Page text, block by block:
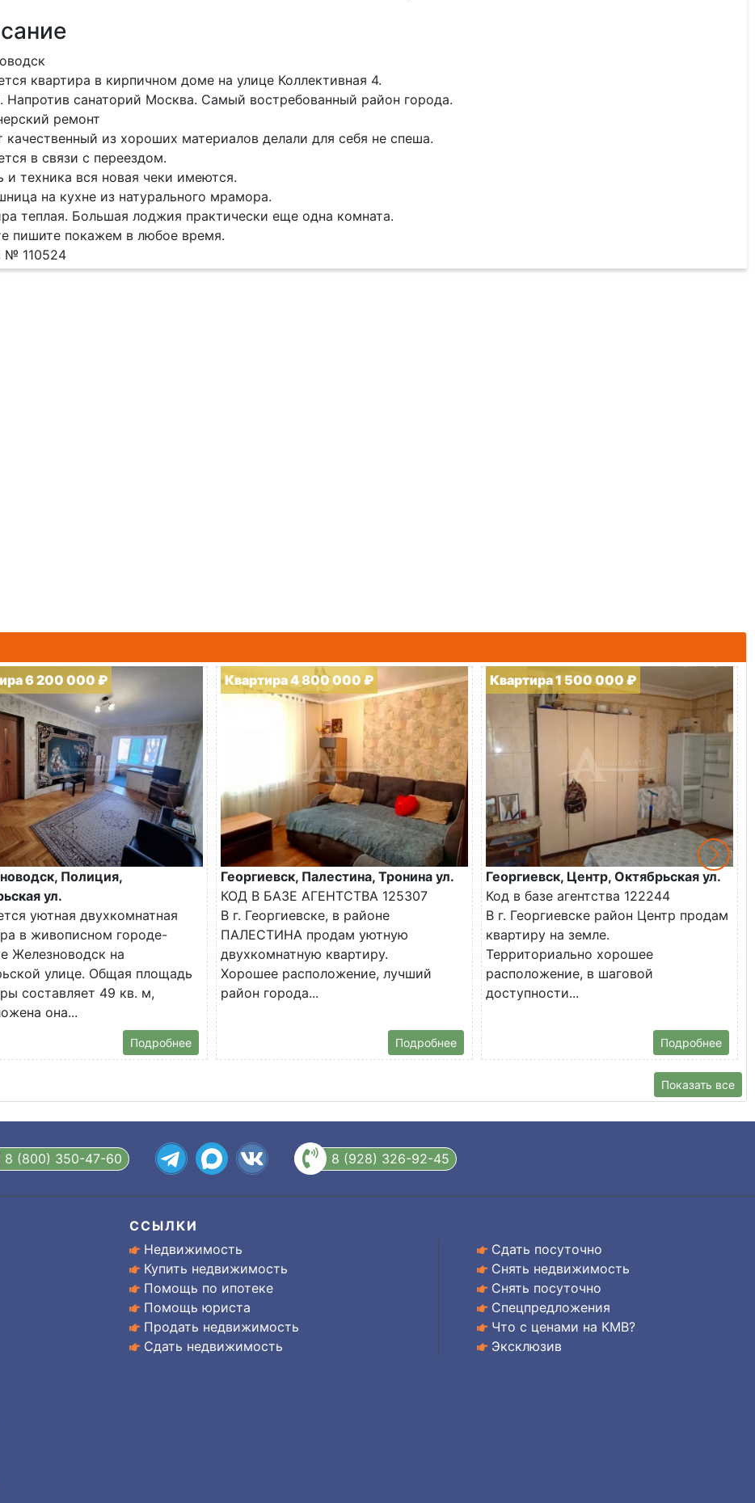
квартира в кирпичном доме на улице Коллективная 4.
Напротив санаторий Москва. Самый востребованный район города.
ремонт
качественный из хороших материалов делали для себя не спеша.
в связи с переездом.
и техника вся новая чеки имеются.
на кухне из натурального мрамора.
теплая. Большая лоджия практически еще одна комната.
пишите покажем в любое время.
№ 110524
6 200 000 ₽
Полиция,
ул.
уютная двухкомнатная
в живописном городе-
Железноводск на
улице. Общая площадь
составляет 49 кв. м,
она...
Подробнее
Квартира 4 800 000 ₽
Георгиевск, Палестина, Тронина ул.
КОД В БАЗЕ АГЕНТСТВА 125307
В г. Георгиевске, в районе
ПАЛЕСТИНА продам уютную
двухкомнатную квартиру.
Хорошее расположение, лучший
район города...
Подробнее
Квартира 1 500 000 ₽
Георгиевск, Центр, Октябрьская ул.
Код в базе агентства 122244
В г. Георгиевске район Центр продам
квартиру на земле.
Территориально хорошее
расположение, в шаговой
доступности...
Подробнее
Показать все
8 (800) 350-47-60 8 (928) 326-92-45
ССЫЛКИ
Недвижимость
Купить недвижимость
Помощь по ипотеке
Помощь юриста
Продать недвижимость
Сдать недвижимость
Сдать посуточно
Снять недвижимость
Снять посуточно
Спецпредложения
Что с ценами на КМВ?
Эксклюзив